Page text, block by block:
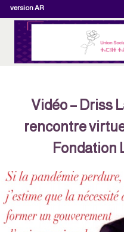
version AR
Vidéo – Driss
rencontre
Fondation